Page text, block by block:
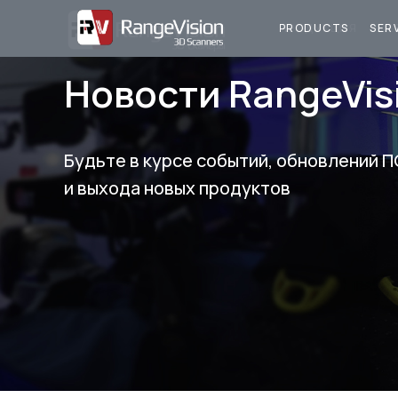
ПРОДУКЦИЯ
PRODUCTS
Будьте в курсе событий, обновлений
и выхода новых продуктов
Новости